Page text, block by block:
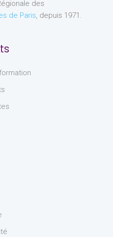
des
de Paris , depuis 1971.